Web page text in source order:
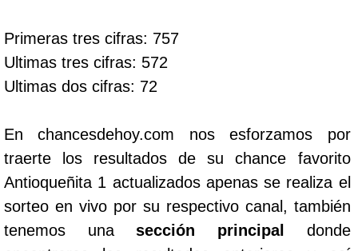
Primeras tres cifras: 757
Ultimas tres cifras: 572
Ultimas dos cifras: 72
En chancesdehoy.com nos esforzamos por
traerte los resultados de su chance favorito
Antioqueñita 1 actualizados apenas se realiza el
sorteo en vivo por su respectivo canal, también
tenemos unasección principal
donde